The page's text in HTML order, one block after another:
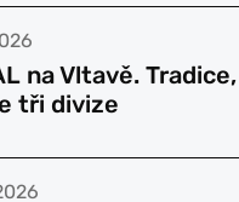
na Vltavě.
tři divize